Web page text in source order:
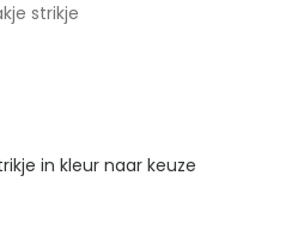
strikje
in kleur naar keuze